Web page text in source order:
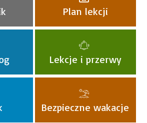
Plan lekcji
Lekcje i przerwy
Bezpieczne wakacje